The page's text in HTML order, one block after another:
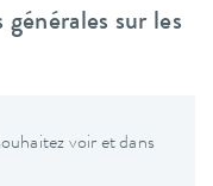
sur les
voir et dans